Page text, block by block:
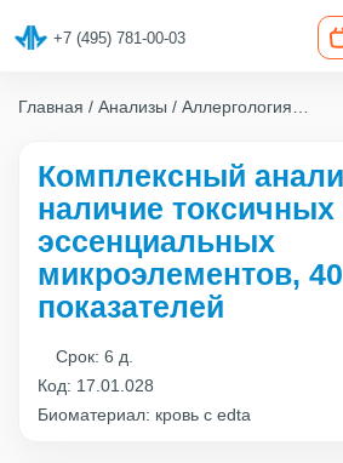
+7 (495) 781-00-03
Главная Анализы
Аллергология
Комплексный
наличие токсичных
эссенциальных
микроэлементов, 40
показателей
Срок: 6 д.
Код: 17.01.028
Биоматериал: кровь с edta